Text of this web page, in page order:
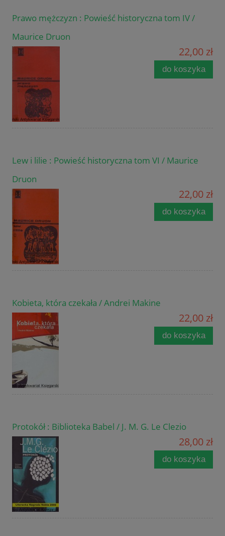
Prawo mężczyzn : Powieść historyczna tom IV /
Maurice Druon
22,00 zł
do koszyka
Lew i lilie : Powieść historyczna tom VI / Maurice
Druon
22,00 zł
do koszyka
Kobieta, która czekała / Andrei Makine
22,00 zł
do koszyka
Protokół : Biblioteka Babel / J. M. G. Le Clezio
28,00 zł
do koszyka